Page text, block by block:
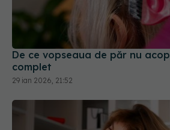
De ce vopseaua de păr nu
complet
29 ian 2026, 21:52